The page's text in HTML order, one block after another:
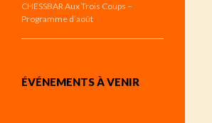
CHESSBAR Aux Trois Coups –
Programme d’août
ÉVÉNEMENTS À VENIR